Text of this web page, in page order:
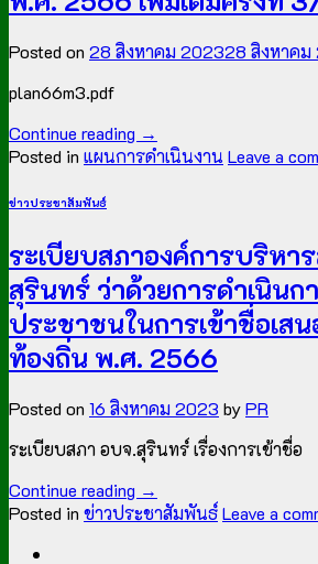
Posted on 28 สิงหาคม 202328 สิงหาคม
plan66m3.pdf
Continue reading →
Posted in แผนการดำเนินงาน Leave a
ข่าวประชาสัมพันธ์
ระเบียบสภาองค์การบริหา
สุรินทร์ ว่าด้วยการดำเนินก
ประชาชนในการเข้าชื่อเ
ท้องถิ่น พ.ศ. 2566
Posted on 16 สิงหาคม 2023 byPR
ระเบียบสภา อบจ.สุรินทร์ เรื่องการเข้าชื่อ
Continue reading →
Posted in ข่าวประชาสัมพันธ์Leave a